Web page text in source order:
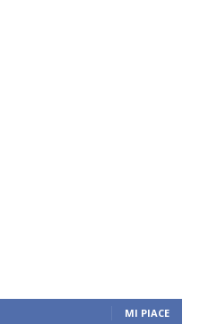
MI PIACE